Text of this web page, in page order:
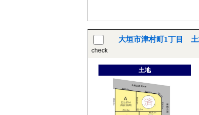
check
大垣市津村町1丁目
土地